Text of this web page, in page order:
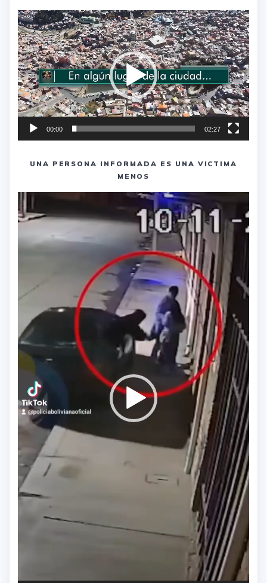
Reproductor
de
vídeo
00:00 02:27
UNA PERSONA INFORMADA ES UNA VICTIMA
MENOS
Reproductor
de
vídeo